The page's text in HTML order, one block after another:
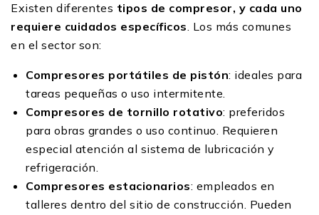
Existen diferentes tipos de compresor, y cada uno
requiere cuidados específicos. Los más comunes
en el sector son:
Compresores portátiles de pistón: ideales para
tareas pequeñas o uso intermitente.
Compresores de tornillo rotativo: preferidos
para obras grandes o uso continuo. Requieren
especial atención al sistema de lubricación y
refrigeración.
Compresores estacionarios: empleados en
talleres dentro del sitio de construcción. Pueden